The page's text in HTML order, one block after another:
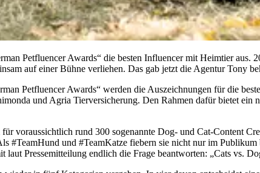
Petfluencer Awards“ die besten Influencer mit Heimtier
auf einer Bühne verliehen. Das gab jetzt die Agentur Tony
Petfluencer Awards“ werden die Auszeichnungen für die
und Agria Tierversicherung. Den Rahmen dafür bietet
voraussichtlich rund 300 sogenannte Dog- und Cat-Content
#TeamHund und #TeamKatze fiebern sie nicht nur im
Pressemitteilung endlich die Frage beantworten: „Cats vs.